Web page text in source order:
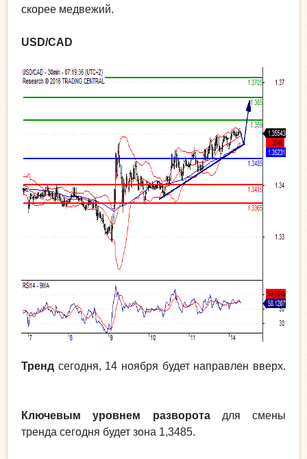
скорее медвежий.
USD/CAD
Тренд сегодня, 14 ноября будет направлен вверх.
Ключевым уровнем разворотадля смены
тренда сегодня будет зона 1,3485.